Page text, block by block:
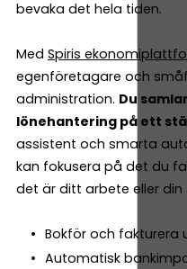
bevaka det hela tiden.
Med Spiris
egenföretagare och
administration. Du
lönehantering på ett
assistent och smarta
kan fokusera på det du
det är ditt arbete eller din
Bokför och fakturera
Automatisk